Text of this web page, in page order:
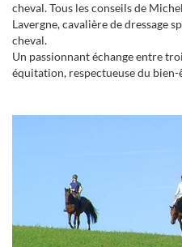
cheval. Tous les conseils de
Lavergne, cavalière de dressage
cheval.
Un passionnant échange entre
équitation, respectueuse du